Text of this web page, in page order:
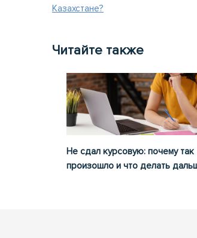
Казахстане?
Читайте также
Не сдал курсовую: почему так
произошло и что делать